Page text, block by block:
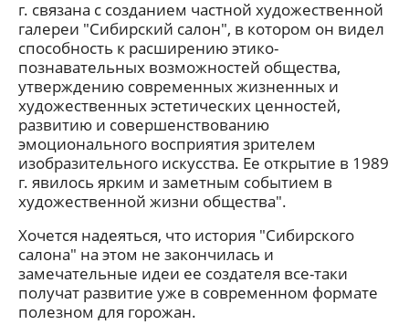
г. связана с созданием частной художественной
галереи "Сибирский салон", в котором он видел
способность к расширению этико-
познавательных возможностей общества,
утверждению современных жизненных и
художественных эстетических ценностей,
развитию и совершенствованию
эмоционального восприятия зрителем
изобразительного искусства. Ее открытие в 1989
г. явилось ярким и заметным событием в
художественной жизни общества".
Хочется надеяться, что история "Сибирского
салона" на этом не закончилась и
замечательные идеи ее создателя все-таки
получат развитие уже в современном формате
полезном для горожан.